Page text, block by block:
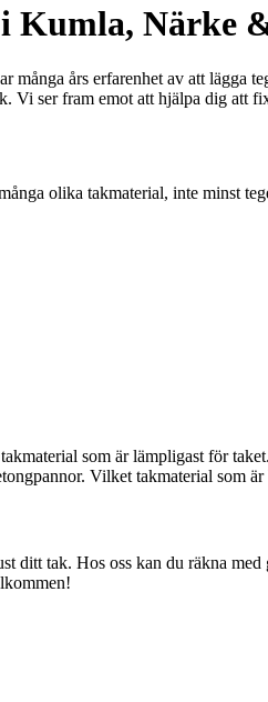
Kumla, Närke
års erfarenhet av att lägga
Vi ser fram emot att hjälpa dig att
olika takmaterial, inte minst
som är lämpligast för
Vilket takmaterial som
tak. Hos oss kan du räkna